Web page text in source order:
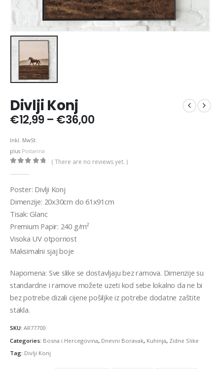
Divlji Konj
€12,99 – €36,00Price
€36,00
Inkl. MwSt.
plus Postarina
( There are no reviews yet. )
Poster: Divlji Konj
Dimenzije: 20x30cm do 61x91cm
Tisak: Glanc
Premium Papir: 240 g/m²
Visoka UV otpornost
Maksimalni sjaj boje
Napomena: Sve slike se dostavljaju bez ramova. Dimenzije su
standardne i ramove možete uzeti kod sebe lokalno da ne bi
bez potrebe dizali cijene pošiljke iz potrebe dodatne zaštite
stakla.
SKU: AR77700
Categories: Bosna i Hercegovina, Dnevni Boravak, Kuhinja, Zidne Slike
Tag: Divlji Konj